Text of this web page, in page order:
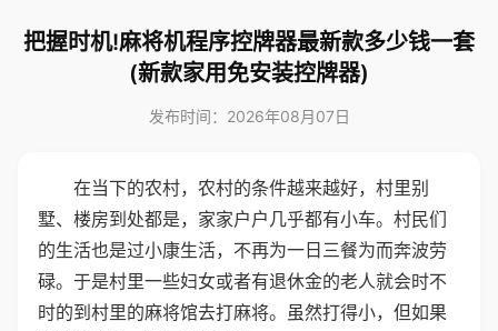
把握时机!麻将机程序控牌器最新款多少钱一套
(新款家用免安装控牌器)
发布时间：2026年08月07日
在当下的农村，农村的条件越来越好，村里别
墅、楼房到处都是，家家户户几乎都有小车。村民们
的生活也是过小康生活，不再为一日三餐为而奔波劳
碌。于是村里一些妇女或者有退休金的老人就会时不
时的到村里的麻将馆去打麻将。虽然打得小，但如果